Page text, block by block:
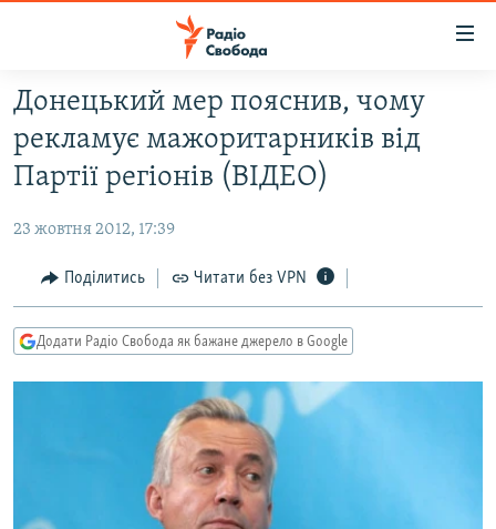
Перейти
до
основного
матеріалу
Перейти
до
навігації
Перейти
до
РАДІО СВОБОДА – 70 РОКІВ
ВСЕ ЗА ДОБУ
СТАТТІ
ПОЛІТИКА
ЕКОНОМІКА
КУЛЬТУРА
ВІЙНА
РОСІЙСЬКА «ФІЛЬТРАЦІЯ»
КРИМ.РЕАЛІЇ
КИТАЙ.ВИКЛИКИ
МУЛЬТИМЕДІА
Донецький мер пояснив, чому
рекламує мажоритарників від
Партії регіонів (ВІДЕО)
23 жовтня 2012, 17:39
Поділитись Читати без VPN
Додати Радіо Свобода як бажане джерело в Google